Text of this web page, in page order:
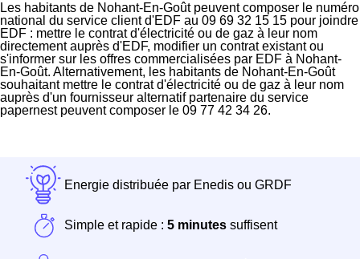
Les habitants de Nohant-En-Goût peuvent composer le numéro
national du service client d'EDF au 09 69 32 15 15 pour joindre
EDF : mettre le contrat d'électricité ou de gaz à leur nom
directement auprès d'EDF, modifier un contrat existant ou
s'informer sur les offres commercialisées par EDF à Nohant-
En-Goût. Alternativement, les habitants de Nohant-En-Goût
souhaitant mettre le contrat d'électricité ou de gaz à leur nom
auprès d'un fournisseur alternatif partenaire du service
papernest peuvent composer le 09 77 42 34 26.
Energie distribuée par Enedis ou GRDF
Simple et rapide : 5 minutes suffisent